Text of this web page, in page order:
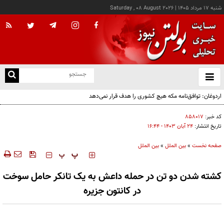
شنبه ۱۷ مرداد ۱۴۰۵ |
Saturday , 08 August 2026
باز
و
اردوغان: توافق‌نامه مکه هیچ کشوری را هدف قرار نمی‌دهد
کد خبر: ۸۵۸۰۱۷
تاریخ انتشار: ۲۴ آبان ۱۴۰۳ - ۱۶:۴۴
صفحه نخست »بین الملل »بین الملل
‍‍‍ پ پ
کشته شدن دو تن در حمله داعش به یک تانکر حامل سوخت
در کانتون جزیره